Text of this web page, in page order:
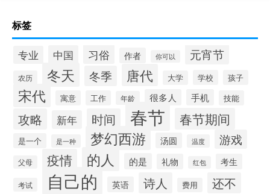
标签
专业 中国 习俗 作者 你可以 元宵节
农历 冬天 冬季 唐代 大学 学校 孩子
宋代 寓意 工作 年龄 很多人 手机 技能
攻略 新年 时间 春节 春节期间
是一个 是一种 梦幻西游 汤圆 温度 游戏
父母 疫情 的人 的是 礼物 红包 考生
考试 自己的 英语 诗人 费用 还不